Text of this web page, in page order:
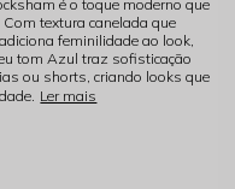
é o toque moderno que
textura canelada que
feminilidade ao look,
tom Azul traz sofisticação
ou shorts, criando looks que
Ler mais